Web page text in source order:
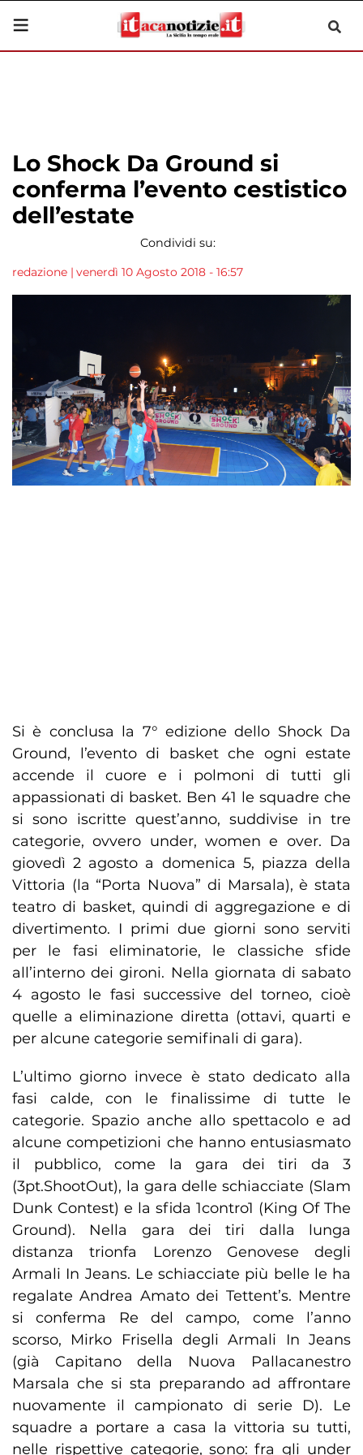
Lo Shock Da Ground si
conferma l’evento cestistico
dell’estate
Condividi su:
redazione | venerdì 10 Agosto 2018 - 16:57
Si è conclusa la 7° edizione dello Shock Da
Ground, l’evento di basket che ogni estate
accende il cuore e i polmoni di tutti gli
appassionati di basket. Ben 41 le squadre che
si sono iscritte quest’anno, suddivise in tre
categorie, ovvero under, women e over. Da
giovedì 2 agosto a domenica 5, piazza della
Vittoria (la “Porta Nuova” di Marsala), è stata
teatro di basket, quindi di aggregazione e di
divertimento. I primi due giorni sono serviti
per le fasi eliminatorie, le classiche sfide
all’interno dei gironi. Nella giornata di sabato
4 agosto le fasi successive del torneo, cioè
quelle a eliminazione diretta (ottavi, quarti e
per alcune categorie semifinali di gara).
L’ultimo giorno invece è stato dedicato alla
fasi calde, con le finalissime di tutte le
categorie. Spazio anche allo spettacolo e ad
alcune competizioni che hanno entusiasmato
il pubblico, come la gara dei tiri da 3
(3pt.ShootOut), la gara delle schiacciate (Slam
Dunk Contest) e la sfida 1contro1 (King Of The
Ground). Nella gara dei tiri dalla lunga
distanza trionfa Lorenzo Genovese degli
Armali In Jeans. Le schiacciate più belle le ha
regalate Andrea Amato dei Tettent’s. Mentre
si conferma Re del campo, come l’anno
scorso, Mirko Frisella degli Armali In Jeans
(già Capitano della Nuova Pallacanestro
Marsala che si sta preparando ad affrontare
nuovamente il campionato di serie D). Le
squadre a portare a casa la vittoria su tutti,
nelle rispettive categorie, sono: fra gli under